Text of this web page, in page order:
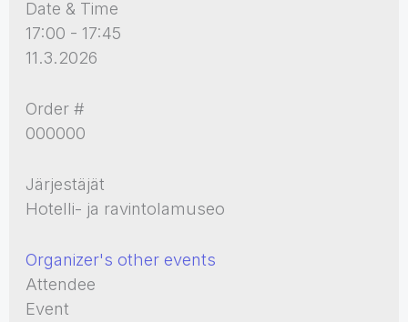
Date & Time
17:00 - 17:45
11.3.2026
Order #
000000
Järjestäjät
Hotelli- ja ravintolamuseo
Organizer's other events
Attendee
Event